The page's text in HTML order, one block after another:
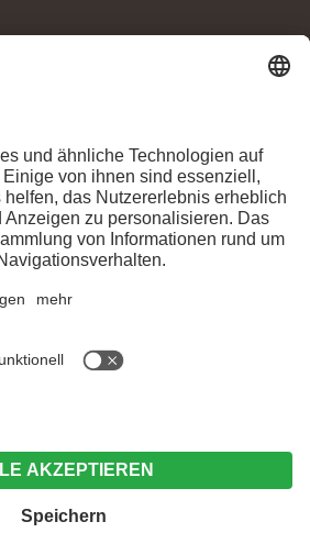
// CIN: IT021063A1TPPMV63T
Kinder
SENDEN